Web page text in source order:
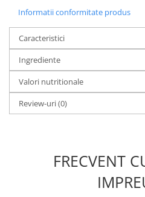
Informatii conformitate produs
Caracteristici
Ingrediente
Valori nutritionale
Review-uri(0)
FRECVENT